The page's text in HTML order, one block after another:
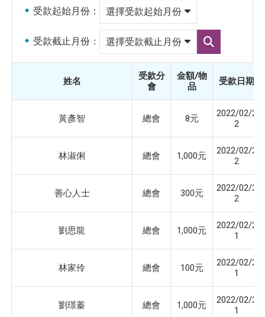
受款起始月份：
受款截止月份：
選
擇
受
款
止
姓名
受款分
會
金額/物
品
受款日期
黃彥智 總會 8元
2022/02/2
2
林淑俐 總會 1,000元
2022/02/2
2
善心人士 總會 300元
2022/02/2
2
劉思龍 總會 1,000元
2022/02/2
1
林家伶 總會 100元
2022/02/2
1
劉璟蓁 總會 1,000元
2022/02/2
1